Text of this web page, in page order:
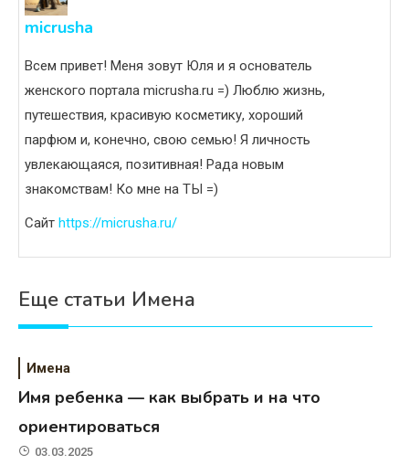
micrusha
Всем привет! Меня зовут Юля и я основатель
женского портала micrusha.ru =) Люблю жизнь,
путешествия, красивую косметику, хороший
парфюм и, конечно, свою семью! Я личность
увлекающаяся, позитивная! Рада новым
знакомствам! Ко мне на ТЫ =)
Сайт https://micrusha.ru/
Еще статьи Имена
Имена
Имя ребенка — как выбрать и на что
ориентироваться
03.03.2025